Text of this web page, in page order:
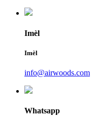
Imèl
Imèl
info@airwoods.com
Whatsapp